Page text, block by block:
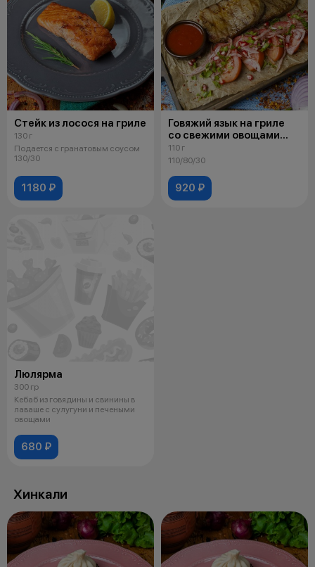
Стейк из лосося на гриле
130 г
Подается с гранатовым соусом
130/30
1180 ₽
Говяжий язык на гриле
со свежими овощами
и соусом "Сацебели"
110 г
110/80/30
920 ₽
Люлярма
300 гр
Кебаб из говядины и свинины в
лаваше с сулугуни и печеными
овощами
680 ₽
Хинкали